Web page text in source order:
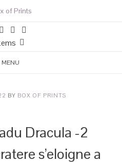
MENU
BY BOX OF PRINTS
Dracula -2
s’eloigne a